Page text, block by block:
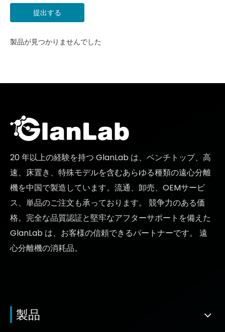
提出する
製品が見つかりませんでした
20 年以上の経験を持つ GlanLab は、ベンチトップ、高
速、床置き、特殊モデルを含むあらゆる種類の遠心分離
機を中国で製造しています。流通、卸売、OEMサービ
ス、単品のご注文も承っております。 競争力のある価
格。完全な品質認証と堅牢なアフターサポートを備えた
GlanLab は、お客様の信頼できるパートナーです。 遠
心分離機の消耗品。
製品